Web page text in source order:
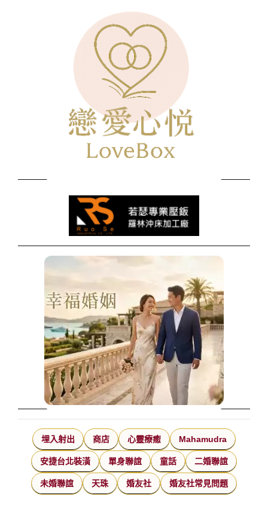
埋入射出 商店 心靈療癒 Mahamudra
安捷台北裝潢 單身聯誼 童話 二婚聯誼
未婚聯誼 天珠 婚友社 婚友社常見問題